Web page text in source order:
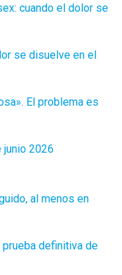
cuando el dolor se
se disuelve en el
El problema es
junio 2026
al menos en
prueba definitiva de